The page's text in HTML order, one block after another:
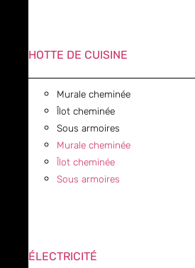
HOTTE DE CUISINE
Murale cheminée
Îlot cheminée
Sous armoires
Murale cheminée
Îlot cheminée
Sous armoires
ÉLECTRICITÉ